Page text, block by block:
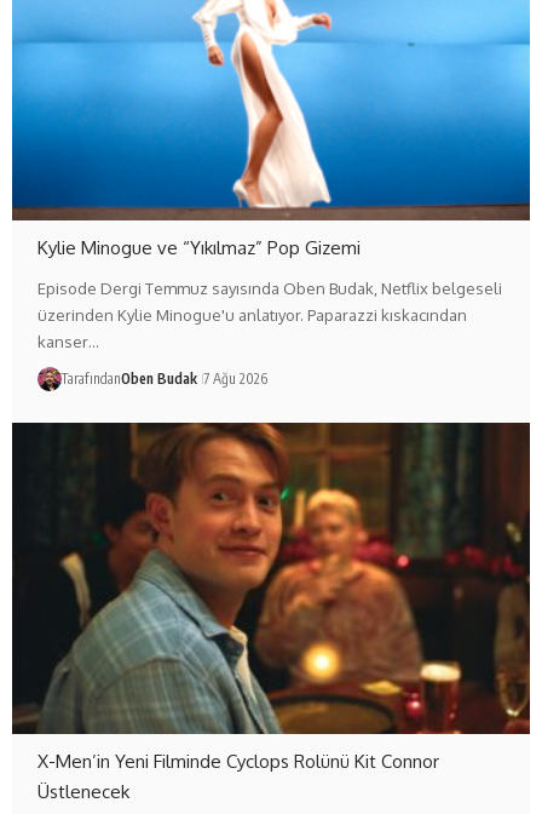
Kylie Minogue ve “Yıkılmaz” Pop Gizemi
Episode Dergi Temmuz sayısında Oben Budak, Netflix belgeseli
üzerinden Kylie Minogue'u anlatıyor. Paparazzi kıskacından
kanser…
TarafındanOben Budak 7 Ağu 2026
X-Men’in Yeni Filminde Cyclops Rolünü Kit Connor
Üstlenecek